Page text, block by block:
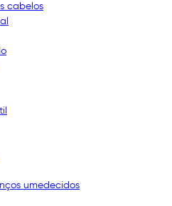
cabelos
umedecidos